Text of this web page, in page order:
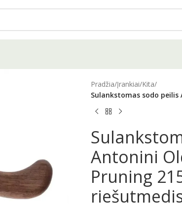
Pradžia/Įrankiai/Kita/
Sulankstomas sodo peilis
Antonini
Pruning